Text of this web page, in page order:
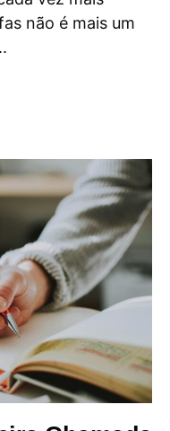
não é mais um